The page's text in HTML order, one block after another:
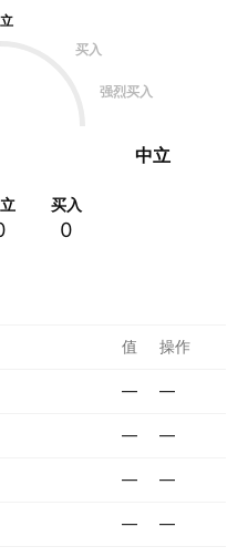
买入
强烈买入
中立
买入
0
值 操作
— —
— —
— —
— —